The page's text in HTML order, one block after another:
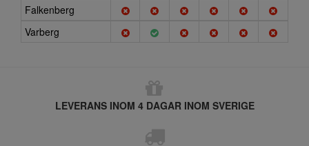
Falkenberg
Varberg
LEVERANS INOM 4 DAGAR INOM SVERIGE